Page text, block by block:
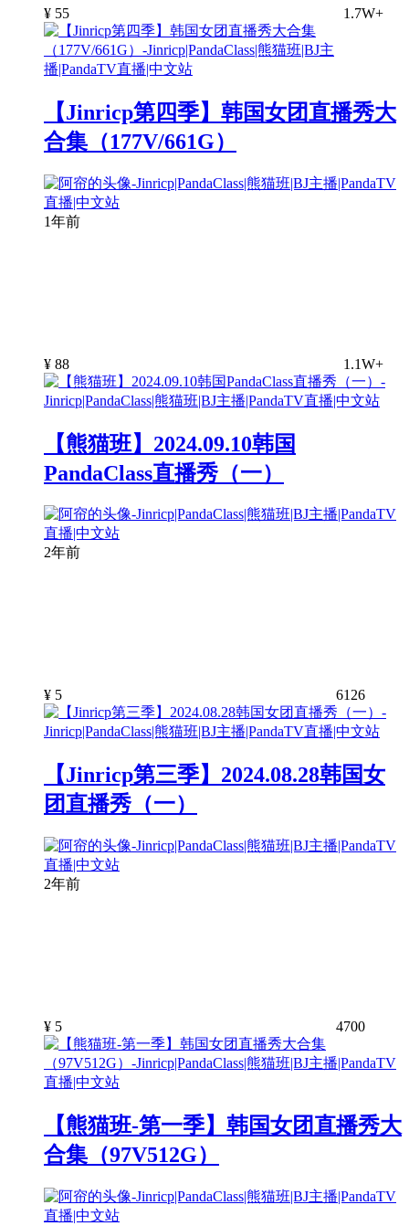
¥ 55 1.7W+
【Jinricp第四季】韩国女团直播秀大
合集（177V/661G）
1年前
¥ 88 1.1W+
【熊猫班】2024.09.10韩国
PandaClass直播秀（一）
2年前
¥ 5 6126
【Jinricp第三季】2024.08.28韩国女
团直播秀（一）
2年前
¥ 5 4700
【熊猫班-第一季】韩国女团直播秀大
合集（97V512G）